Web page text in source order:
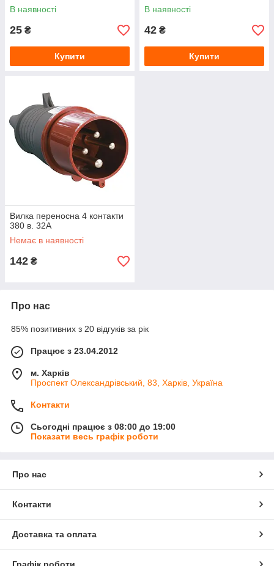
В наявності
25 ₴
Купити
В наявності
42 ₴
Купити
Вилка переносна 4 контакти
380 в. 32А
Немає в наявності
142 ₴
Про нас
85% позитивних з 20 відгуків за рік
Працює з 23.04.2012
м. Харків
Проспект Олександрівський, 83, Харків, Україна
Контакти
Сьогодні працює з 08:00 до 19:00
Показати весь графік роботи
Про нас
Контакти
Доставка та оплата